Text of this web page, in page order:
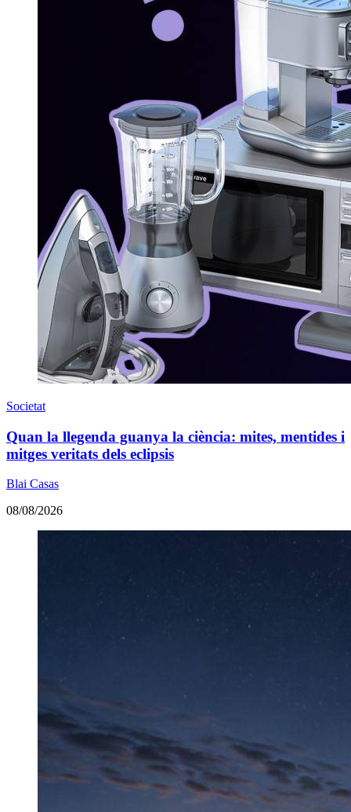
Societat
Quan la llegenda guanya la ciència: mites, mentides i
mitges veritats dels eclipsis
Blai Casas
08/08/2026